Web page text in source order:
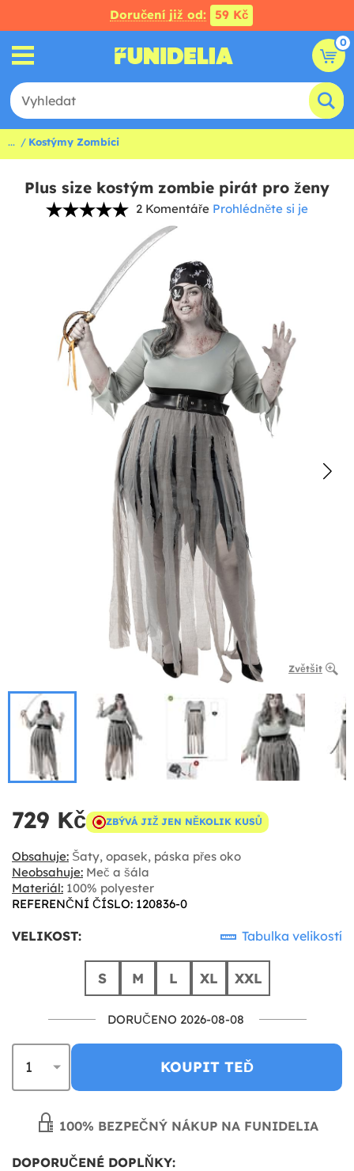
Doručení již od: 59 Kč
0
... Kostýmy Zombíci
Plus size kostým zombie pirát pro ženy
2 Komentáře Prohlédněte si je
Zvětšit
729 Kč ZBÝVÁ JIŽ JEN NĚKOLIK KUSŮ
Obsahuje: Šaty, opasek, páska přes oko
Neobsahuje: Meč a šála
Materiál: 100% polyester
REFERENČNÍ ČÍSLO: 120836-0
VELIKOST: Tabulka velikostí
S M L XL XXL
DORUČENO 2026-08-08
KOUPIT TEĎ
100% BEZPEČNÝ NÁKUP NA FUNIDELIA
DOPORUČENÉ DOPLŇKY: